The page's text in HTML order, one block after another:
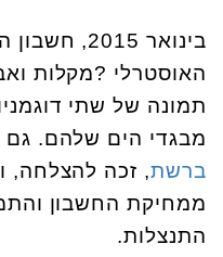
בינואר
האוסטרלי ?מקלות
תמונה של שתי
מבגדי הים שלהם.
ברשת, זכה להצלחה,
ממחיקת החשבון
התנצלות.